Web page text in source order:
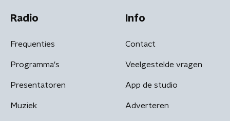
Radio
Frequenties
Programma's
Presentatoren
Muziek
Info
Contact
Veelgestelde vragen
App de studio
Adverteren